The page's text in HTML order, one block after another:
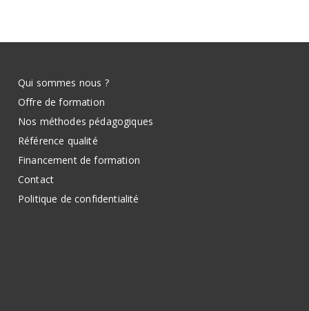
Qui sommes nous ?
Offre de formation
Nos méthodes pédagogiques
Référence qualité
Financement de formation
Contact
Politique de confidentialité